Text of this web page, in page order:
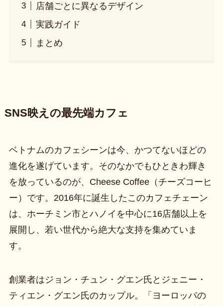
店舗ごとに異なるデザイン
実践ガイド
まとめ
SNS映えの最先端カフェ
ベトナムのカフェシーンは今、かつてないほどの
進化を遂げています。そのなかでもひときわ輝き
を放っているのが、Cheese Coffee（チーズコーヒ
ー）です。2016年に誕生したこのカフェチェーン
は、ホーチミン市とハノイを中心に16店舗以上を
展開し、若い世代から絶大な支持を集めていま
す。
創業者はジョン・チュン・グエン氏とジェニー・
ティエン・グエン氏のカップル。「ヨーロッパの